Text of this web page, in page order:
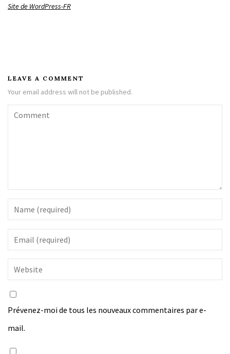
Site de WordPress-FR
LEAVE A COMMENT
Your email address will not be published.
Prévenez-moi de tous les nouveaux commentaires par e-
mail.